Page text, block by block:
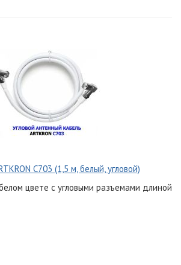
C703 (1,5 м, белый, угловой)
цвете с угловыми разъемами длиной